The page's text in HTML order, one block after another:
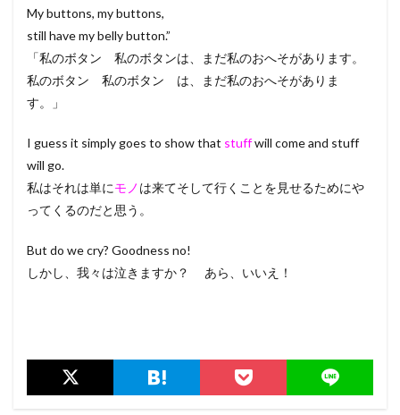
My buttons, my buttons,
still have my belly button.”
「私のボタン 私のボタンは、まだ私のおへそがあります。
私のボタン 私のボタン は、まだ私のおへそがありま
す。」
I guess it simply goes to show that stuffwill come and stuff
will go.
私はそれは単にモノ は来てそして行くことを見せるためにや
ってくるのだと思う。
But do we cry? Goodness no!
しかし、我々は泣きますか？ あら、いいえ！